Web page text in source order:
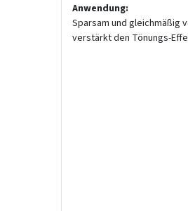
Anwendung:
Sparsam und gleichmäßig
verstärkt den Tönungs-